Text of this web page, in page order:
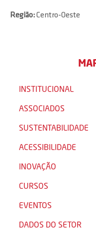
Região:Centro-Oeste
INSTITUCIONAL
ASSOCIADOS
SUSTENTABILIDADE
ACESSIBILIDADE
INOVAÇÃO
CURSOS
EVENTOS
DADOS DO SETOR